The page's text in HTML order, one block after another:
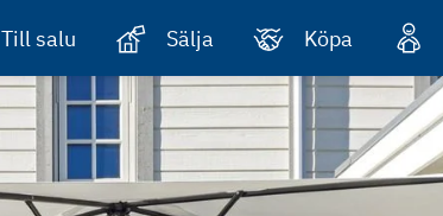
Till salu Sälja Köpa